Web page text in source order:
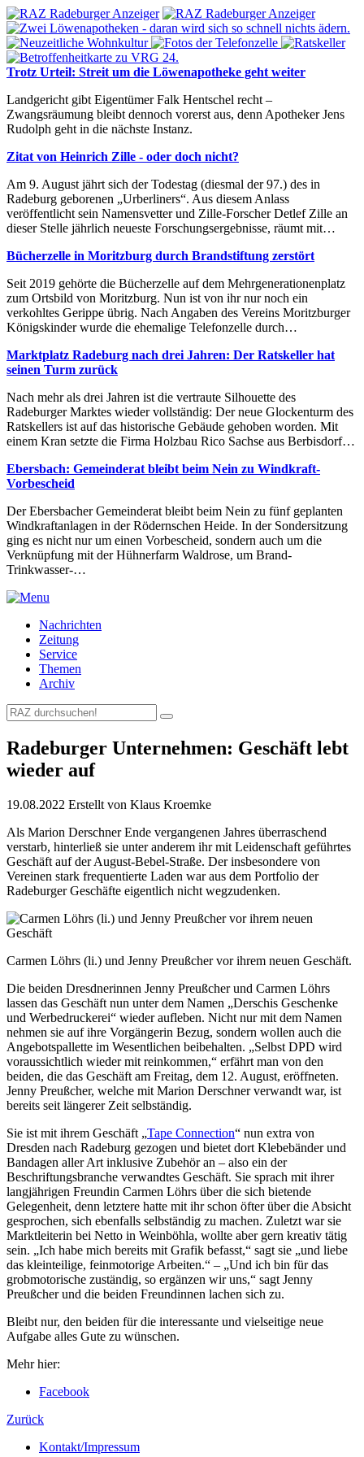
Trotz Urteil: Streit um die Löwenapotheke geht weiter
Landgericht gibt Eigentümer Falk Hentschel recht –
Zwangsräumung bleibt dennoch vorerst aus, denn Apotheker Jens
Rudolph geht in die nächste Instanz.
Zitat von Heinrich Zille - oder doch nicht?
Am 9. August jährt sich der Todestag (diesmal der 97.) des in
Radeburg geborenen „Urberliners“. Aus diesem Anlass
veröffentlicht sein Namensvetter und Zille-Forscher Detlef Zille an
dieser Stelle jährlich neueste Forschungsergebnisse, räumt mit…
Bücherzelle in Moritzburg durch Brandstiftung zerstört
Seit 2019 gehörte die Bücherzelle auf dem Mehrgenerationenplatz
zum Ortsbild von Moritzburg. Nun ist von ihr nur noch ein
verkohltes Gerippe übrig. Nach Angaben des Vereins Moritzburger
Königskinder wurde die ehemalige Telefonzelle durch…
Marktplatz Radeburg nach drei Jahren: Der Ratskeller hat
seinen Turm zurück
Nach mehr als drei Jahren ist die vertraute Silhouette des
Radeburger Marktes wieder vollständig: Der neue Glockenturm des
Ratskellers ist auf das historische Gebäude gehoben worden. Mit
einem Kran setzte die Firma Holzbau Rico Sachse aus Berbisdorf…
Ebersbach: Gemeinderat bleibt beim Nein zu Windkraft-
Vorbescheid
Der Ebersbacher Gemeinderat bleibt beim Nein zu fünf geplanten
Windkraftanlagen in der Rödernschen Heide. In der Sondersitzung
ging es nicht nur um einen Vorbescheid, sondern auch um die
Verknüpfung mit der Hühnerfarm Waldrose, um Brand-
Trinkwasser-…
Nachrichten
Zeitung
Service
Themen
Archiv
Radeburger Unternehmen: Geschäft lebt
wieder auf
19.08.2022 Erstellt von Klaus Kroemke
Als Marion Derschner Ende vergangenen Jahres überraschend
verstarb, hinterließ sie unter anderem ihr mit Leidenschaft geführtes
Geschäft auf der August-Bebel-Straße. Der insbesondere von
Vereinen stark frequentierte Laden war aus dem Portfolio der
Radeburger Geschäfte eigentlich nicht wegzudenken.
Carmen Löhrs (li.) und Jenny Preußcher vor ihrem neuen Geschäft.
Die beiden Dresdnerinnen Jenny Preußcher und Carmen Löhrs
lassen das Geschäft nun unter dem Namen „Derschis Geschenke
und Werbedruckerei“ wieder aufleben. Nicht nur mit dem Namen
nehmen sie auf ihre Vorgängerin Bezug, sondern wollen auch die
Angebotspallette im Wesentlichen beibehalten. „Selbst DPD wird
voraussichtlich wieder mit reinkommen,“ erfährt man von den
beiden, die das Geschäft am Freitag, dem 12. August, eröffneten.
Jenny Preußcher, welche mit Marion Derschner verwandt war, ist
bereits seit längerer Zeit selbständig.
Sie ist mit ihrem Geschäft „Tape Connection“ nun extra von
Dresden nach Radeburg gezogen und bietet dort Klebebänder und
Bandagen aller Art inklusive Zubehör an – also ein der
Beschriftungsbranche verwandtes Geschäft. Sie sprach mit ihrer
langjährigen Freundin Carmen Löhrs über die sich bietende
Gelegenheit, denn letztere hatte mit ihr schon öfter über die Absicht
gesprochen, sich ebenfalls selbständig zu machen. Zuletzt war sie
Marktleiterin bei Netto in Weinböhla, wollte aber gern kreativ tätig
sein. „Ich habe mich bereits mit Grafik befasst,“ sagt sie „und liebe
das kleinteilige, feinmotorige Arbeiten.“ – „Und ich bin für das
grobmotorische zuständig, so ergänzen wir uns,“ sagt Jenny
Preußcher und die beiden Freundinnen lachen sich zu.
Bleibt nur, den beiden für die interessante und vielseitige neue
Aufgabe alles Gute zu wünschen.
Mehr hier:
Facebook
Zurück
Kontakt/Impressum